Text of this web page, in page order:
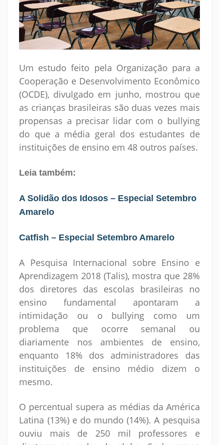
Um estudo feito pela Organização para a
Cooperação e Desenvolvimento Econômico
(OCDE), divulgado em junho, mostrou que
as crianças brasileiras são duas vezes mais
propensas a precisar lidar com o bullying
do que a média geral dos estudantes de
instituições de ensino em 48 outros países.
Leia também:
A Solidão dos Idosos – Especial Setembro
Amarelo
Catfish – Especial Setembro Amarelo
A Pesquisa Internacional sobre Ensino e
Aprendizagem 2018 (Talis), mostra que 28%
dos diretores das escolas brasileiras no
ensino fundamental apontaram a
intimidação ou o bullying como um
problema que ocorre semanal ou
diariamente nos ambientes de ensino,
enquanto 18% dos administradores das
instituições de ensino médio dizem o
mesmo.
O percentual supera as médias da América
Latina (13%) e do mundo (14%). A pesquisa
ouviu mais de 250 mil professores e